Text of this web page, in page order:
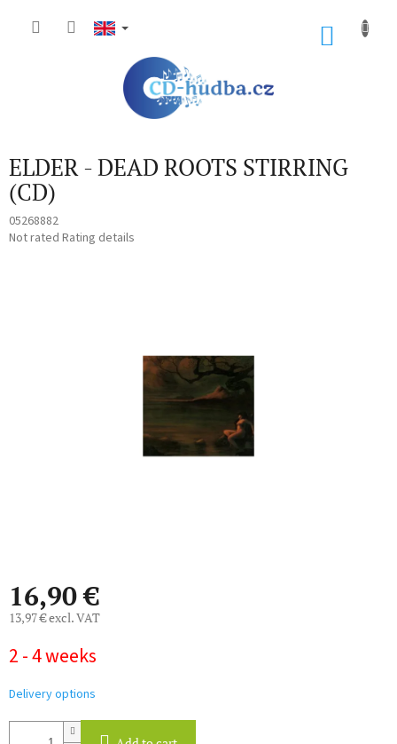
ELDER - DEAD ROOTS STIRRING
(CD)
05268882
The
Not rated Rating details
16,90 €
13,97 € excl. VAT
price:
2 - 4 weeks
Delivery options